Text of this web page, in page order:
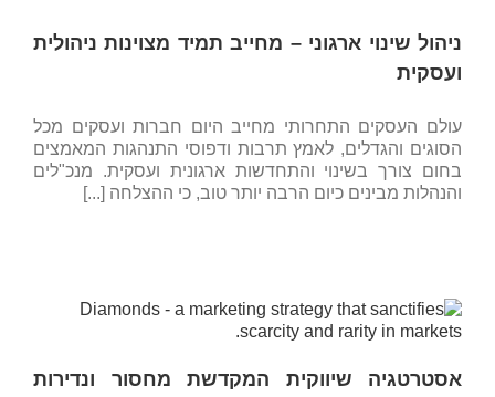
ניהול שינוי ארגוני – מחייב תמיד מצוינות ניהולית
ועסקית
עולם העסקים התחרותי מחייב היום חברות ועסקים מכל
הסוגים והגדלים, לאמץ תרבות ודפוסי התנהגות המאמצים
בחום צורך בשינוי והתחדשות ארגונית ועסקית. מנכ"לים
והנהלות מבינים כיום הרבה יותר טוב, כי ההצלחה [...]
אסטרטגיה שיווקית המקדשת מחסור ונדירות